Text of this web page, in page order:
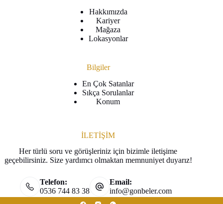
Hakkımızda
Kariyer
Mağaza
Lokasyonlar
Bilgiler
En Çok Satanlar
Sıkça Sorulanlar
Konum
İLETİŞİM
Her türlü soru ve görüşleriniz için bizimle iletişime
geçebilirsiniz. Size yardımcı olmaktan memnuniyet duyarız!
Telefon:
0536 744 83 38
Email:
info@gonbeler.com